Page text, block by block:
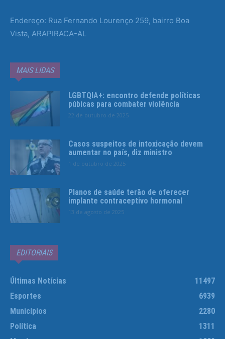
Endereço: Rua Fernando Lourenço 259, bairro Boa
Vista, ARAPIRACA-AL
MAIS LIDAS
LGBTQIA+: encontro defende políticas
púbicas para combater violência
22 de outubro de 2025
Casos suspeitos de intoxicação devem
aumentar no país, diz ministro
1 de outubro de 2025
Planos de saúde terão de oferecer
implante contraceptivo hormonal
13 de agosto de 2025
EDITORIAIS
Últimas Notícias
11497
Esportes
6939
Municípios
2280
Política
1311